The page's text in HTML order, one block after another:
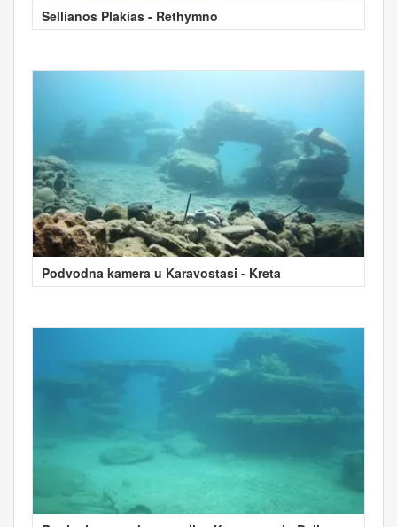
Sellianos Plakias - Rethymno
Podvodna kamera u Karavostasi - Kreta